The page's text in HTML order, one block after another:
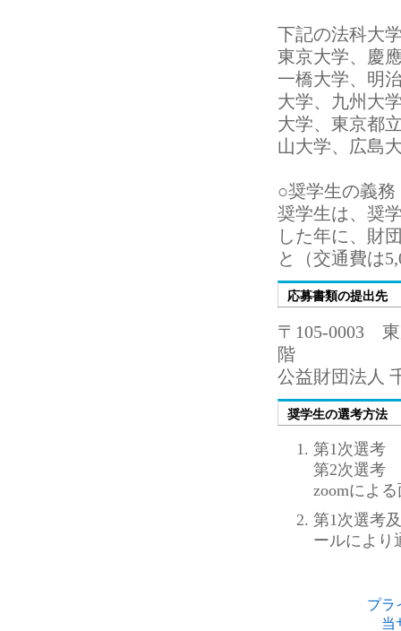
下記の法科大
東京大学、慶
一橋大学、明
大学、九州大
大学、東京都
山大学、広島
○奨学生の義務
奨学生は、奨
した年に、財
と（交通費は
応募書類の提出先
〒105-0003
階
公益財団法人
奨学生の選考方法
第1次選考
第2次選考
zoomによ
第1次選考
ールにより
プラ
当